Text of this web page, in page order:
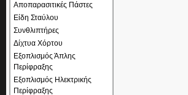
Αποπαρασιτικές Πάστες
Είδη Σταύλου
Συνθλιπτήρες
Δίχτυα Χόρτου
Εξοπλισμός Άπλης
Περίφραξης
Εξοπλισμός Ηλεκτρικής
Περίφραξης